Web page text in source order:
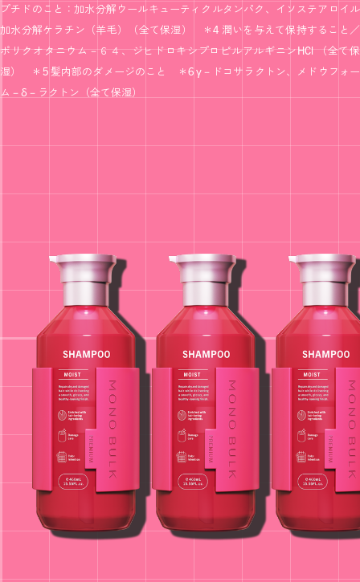
プチドのこと：加水分解ウールキューティクルタンパク、イソステアロイル
加水分解ケラチン（羊毛）（全て保湿） ＊4 潤いを与えて保持すること／
ポリクオタニウム－６４、ジヒドロキシプロピルアルギニンHCl （全て保
湿） ＊5 髪内部のダメージのこと ＊6 γ－ドコサラクトン、メドウフォー
ム－δ－ラクトン（全て保湿）